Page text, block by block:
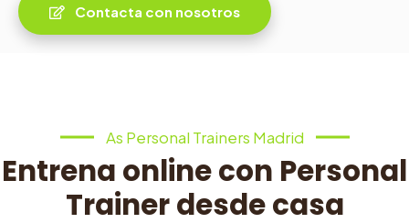
Contacta con nosotros
As Personal Trainers Madrid
Entrena online con Personal
Trainer desde casa